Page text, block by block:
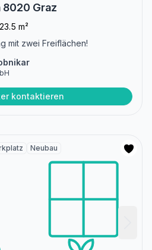
8020 Graz
23.5 m²
mit zwei Freiflächen!
kontaktieren
Neubau